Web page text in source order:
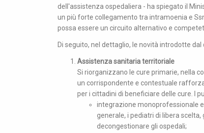
dell'assistenza ospedaliera - ha spiegato il
un più forte collegamento tra intramoenia e
possa essere un circuito alternativo e
Di seguito, nel dettaglio, le novità introdotte
Assistenza sanitaria territoriale
Si riorganizzano le cure primarie, nella
un corrispondente e contestuale
per i cittadini di beneficiare delle cure. I
integrazione monoprofessionale
generale, i pediatri di libera
decongestionare gli ospedali;